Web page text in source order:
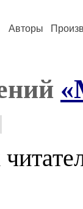
Авторы